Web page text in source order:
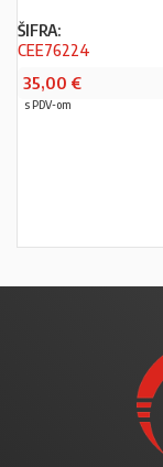
ŠIFRA:
CEE76224
35,00 €
s PDV-om